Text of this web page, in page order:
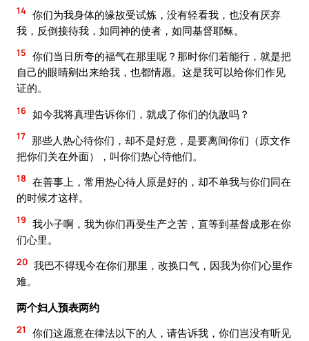
14 你们为我身体的缘故受试炼，没有轻看我，也没有厌弃
我，反倒接待我，如同神的使者，如同基督耶稣。
15 你们当日所夸的福气在那里呢？那时你们若能行，就是把
自己的眼睛剜出来给我，也都情愿。这是我可以给你们作见
证的。
16 如今我将真理告诉你们，就成了你们的仇敌吗？
17 那些人热心待你们，却不是好意，是要离间你们（原文作
把你们关在外面），叫你们热心待他们。
18 在善事上，常用热心待人原是好的，却不单我与你们同在
的时候才这样。
19 我小子啊，我为你们再受生产之苦，直等到基督成形在你
们心里。
20 我巴不得现今在你们那里，改换口气，因我为你们心里作
难。
两个妇人预表两约
21
你们这愿意在律法以下的人，请告诉我，你们岂没有听见